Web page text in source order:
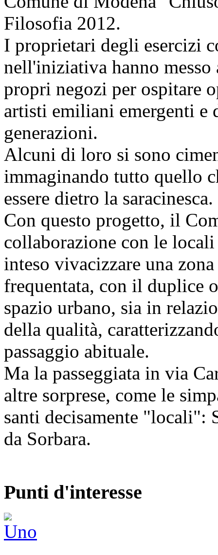
Filosofia 2012.
I proprietari degli esercizi
nell'iniziativa hanno messo
propri negozi per ospitare
artisti emiliani emergenti e
generazioni.
Alcuni di loro si sono
immaginando tutto quello
essere dietro la saracinesca.
Con questo progetto, il
collaborazione con le
inteso vivacizzare una
frequentata, con il duplice
spazio urbano, sia in
della qualità,
passaggio abituale.
Ma la passeggiata in via
altre sorprese, come le
santi decisamente "locali":
da Sorbara.
Punti d'interesse